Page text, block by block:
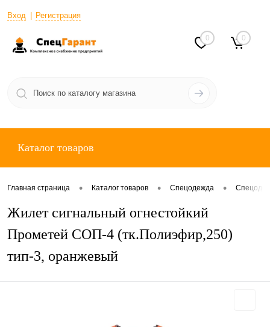
Вход Регистрация
0 0
Каталог товаров
Главная страница • Каталог товаров • Спецодежда •
Жилет сигнальный огнестойкий
Прометей СОП-4 (тк.Полиэфир,250)
тип-3, оранжевый